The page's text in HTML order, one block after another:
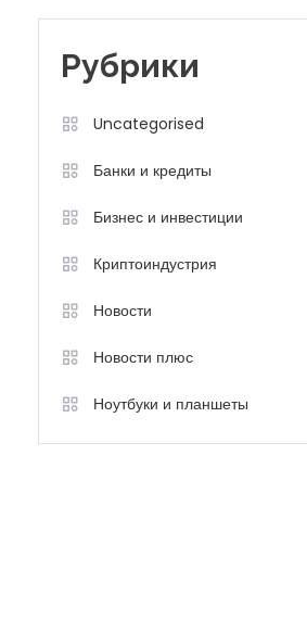
Рубрики
Uncategorised
Банки и кредиты
Бизнес и инвестиции
Криптоиндустрия
Новости
Новости плюс
Ноутбуки и планшеты